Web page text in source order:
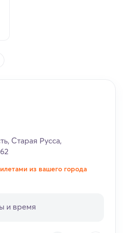
Старая Русса,
из вашего города